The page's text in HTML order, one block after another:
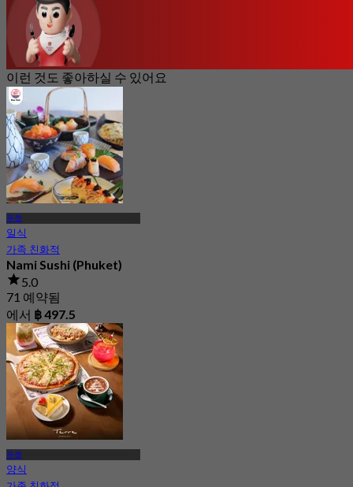
이런 것도 좋아하실 수 있어요
푸켓
일식
가족 친화적
Nami Sushi (Phuket)
5.0
71 예약됨
에서 ฿ 497.5
푸켓
양식